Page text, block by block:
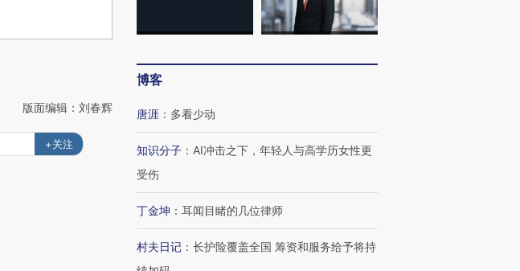
版面编辑：刘春辉
+关注
博客
唐涯 ： 多看少动
知识分子 ： AI冲击之下，年轻人与高学历女性更
受伤
丁金坤 ： 耳闻目睹的几位律师
村夫日记 ： 长护险覆盖全国 筹资和服务给予将持